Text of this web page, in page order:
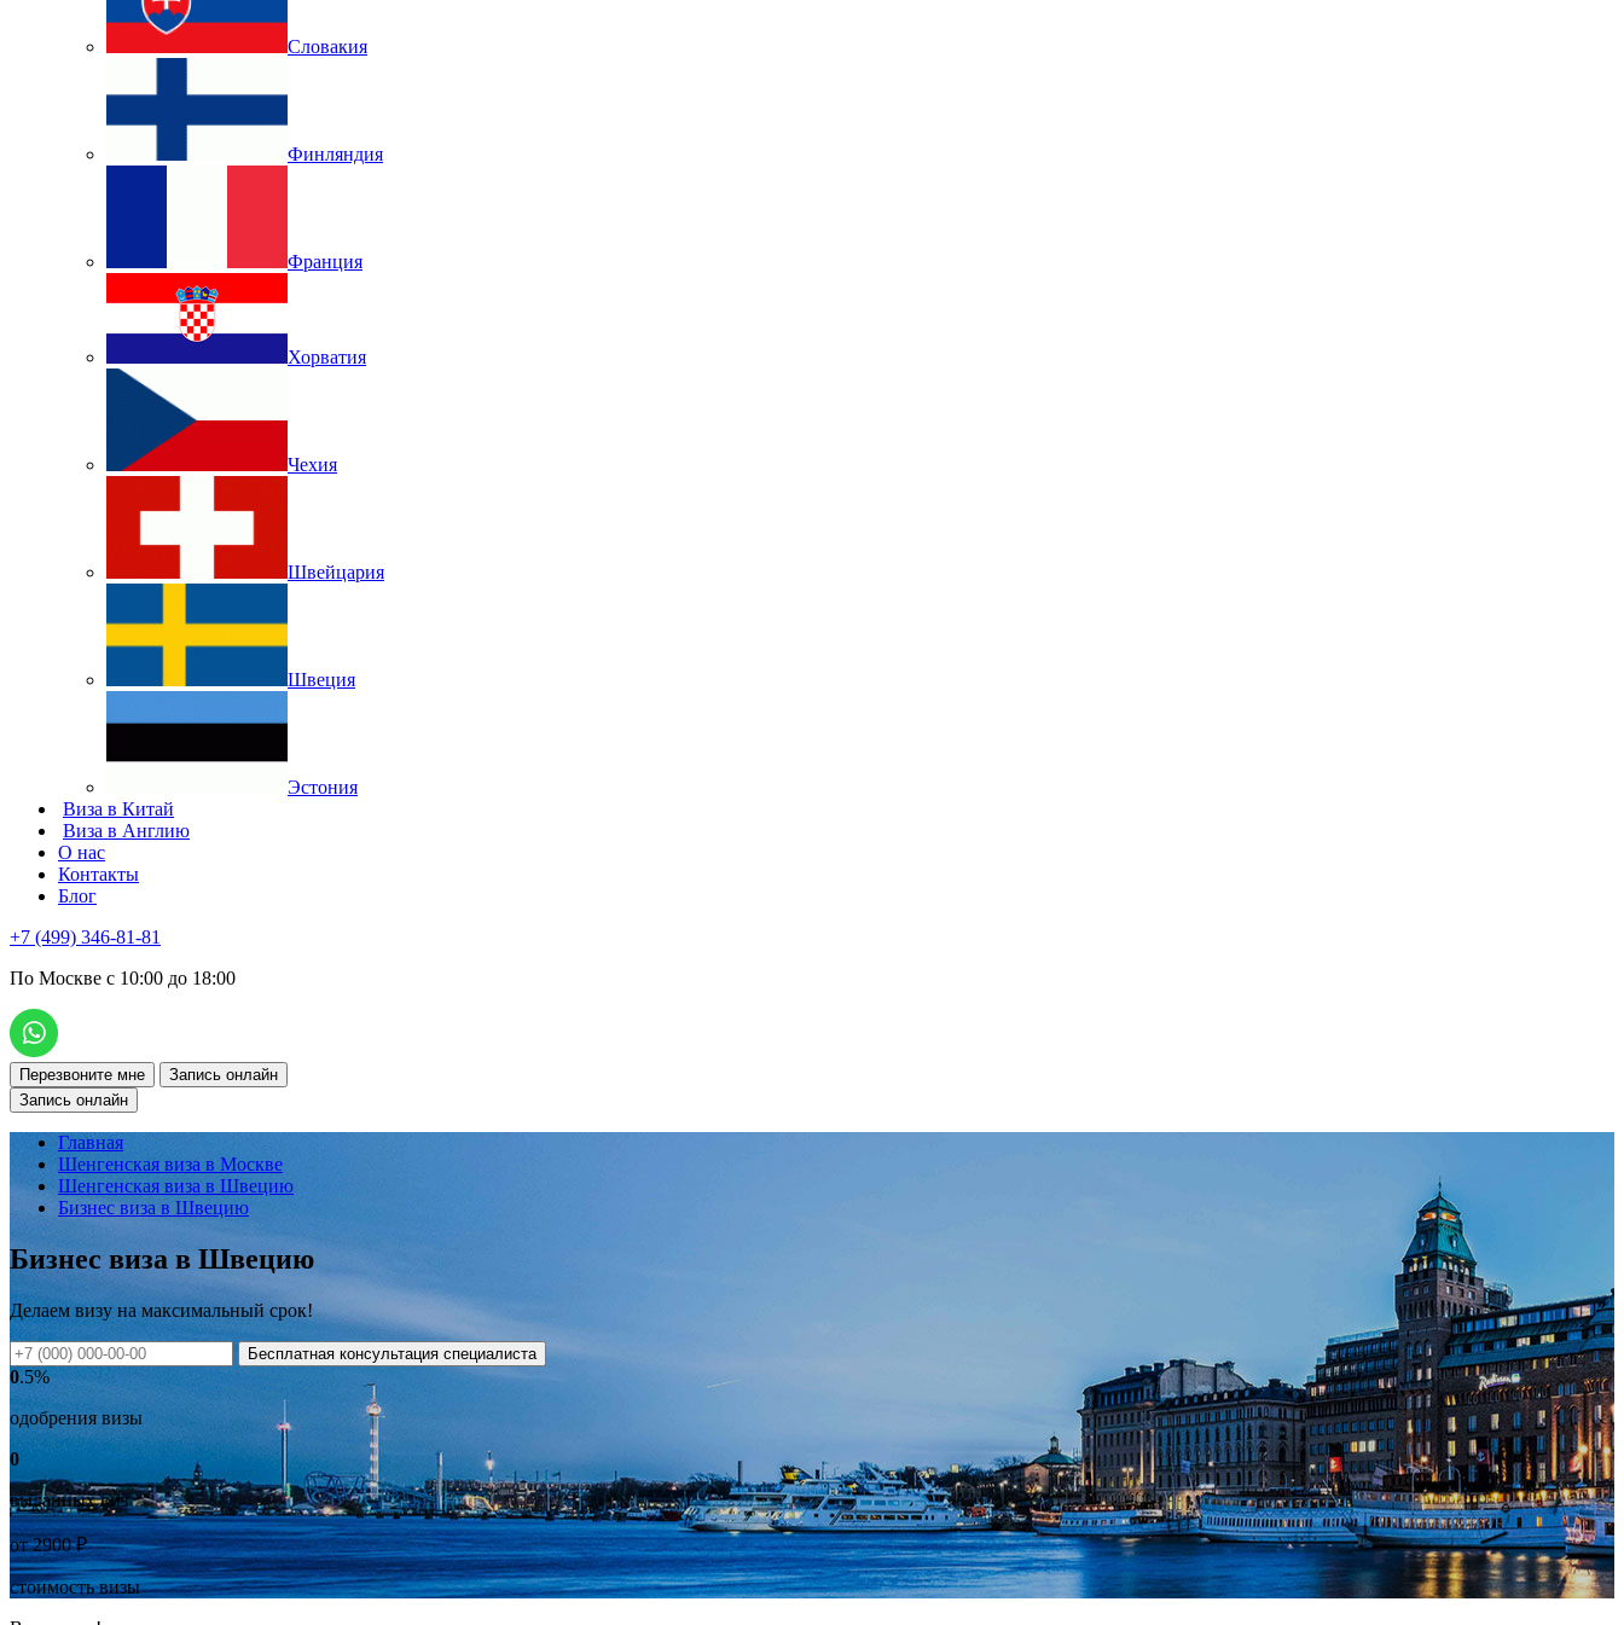
Словакия
Финляндия
Франция
Хорватия
Чехия
Швейцария
Швеция
Эстония
Виза в Китай
Виза в Англию
О нас
Контакты
Блог
+7 (499) 346-81-81
По Москве с 10:00 до 18:00
Перезвоните мне
Запись онлайн
Запись онлайн
Главная
Шенгенская виза в Москве
Шенгенская виза в Швецию
Бизнес виза в Швецию
Бизнес виза в Швецию
Делаем визу на максимальный срок!
Бесплатная консультация специалиста
0.5%
одобрения визы
0
выданных виз
от2900₽
стоимость визы